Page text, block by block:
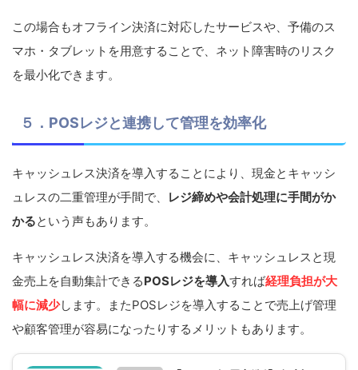
この場合もオフライン決済に対応したサービスや、予備のス
マホ・タブレットを用意することで、ネット障害時のリスク
を最小化できます。
５．POSレジと連携して管理を効率化
キャッシュレス決済を導入することにより、現金とキャッシ
ュレスの二重管理が手間で、
レジ締めや会計処理に手間がか
かるという声もあります。
キャッシュレス決済を導入する機会に、キャッシュレスと現
金売上を自動集計できるPOSレジを導入すれば経理負担が大
幅に減少します。またPOSレジを導入することで売上げ管理
や顧客管理が容易になったりするメリットもあります。